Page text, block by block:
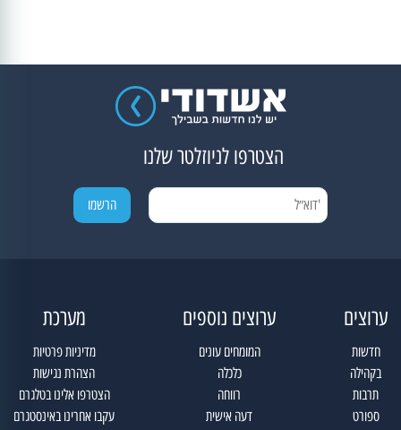
הצטרפו לניוזלטר שלנו
ערוצים
חדשות
בקהילה
תרבות
ספורט
ערוצים נוספים
המומחים עונים
כלכלה
רווחה
דעה אישית
מערכת
מדיניות פרטיות
הצהרת נגישות
הצטרפו אלינו בטלגרם
עקבו אחרינו באינסטגרם